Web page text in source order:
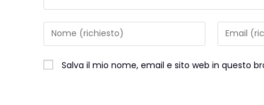
Salva il mio nome, email e sito web in questo